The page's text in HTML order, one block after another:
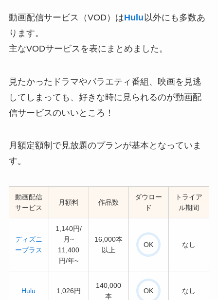
動画配信サービス（VOD）はHulu 以外にも多数あ
ります。
主なVODサービスを表にまとめました。
見たかったドラマやバラエティ番組、映画を見逃
してしまっても、好きな時に見られるのが動画配
信サービスのいいところ！
月額定額制で見放題のプランが基本となっていま
す。
動画配信
サービス
月額料 作品数
ダウロー
ド
トライア
ル期間
ディズニ
ープラス
1,140円/
月~
11,400
円/年~
16,000本
以上
OK なし
Hulu 1,026円
140,000
本
OK なし